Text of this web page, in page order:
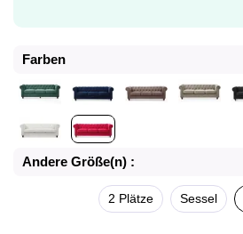
Farben
Andere Größe(n) :
2 Plätze Sessel